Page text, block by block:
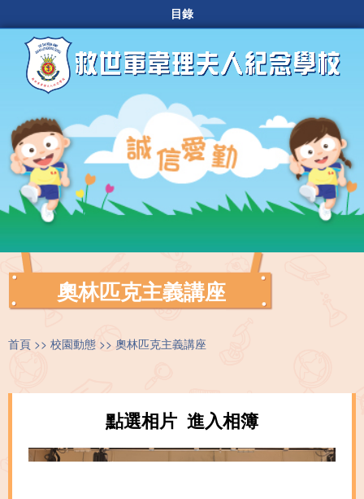
目錄
奧林匹克主義講座
首頁 校園動態 奧林匹克主義講座
點選相片 進入相簿